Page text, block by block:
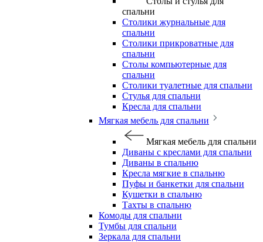
спальни
Столики журнальные для
спальни
Столики прикроватные для
спальни
Столы компьютерные для
спальни
Столики туалетные для спальни
Стулья для спальни
Кресла для спальни
Мягкая мебель для спальни
Мягкая мебель для спальни
Диваны с креслами для спальни
Диваны в спальню
Кресла мягкие в спальню
Пуфы и банкетки для спальни
Кушетки в спальню
Тахты в спальню
Комоды для спальни
Тумбы для спальни
Зеркала для спальни